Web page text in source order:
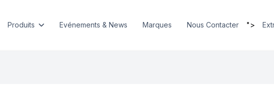
Produits Evénements & News Marques Nous Contacter ">